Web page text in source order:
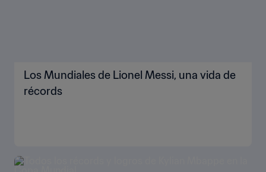
Los Mundiales de Lionel Messi, una vida de
récords